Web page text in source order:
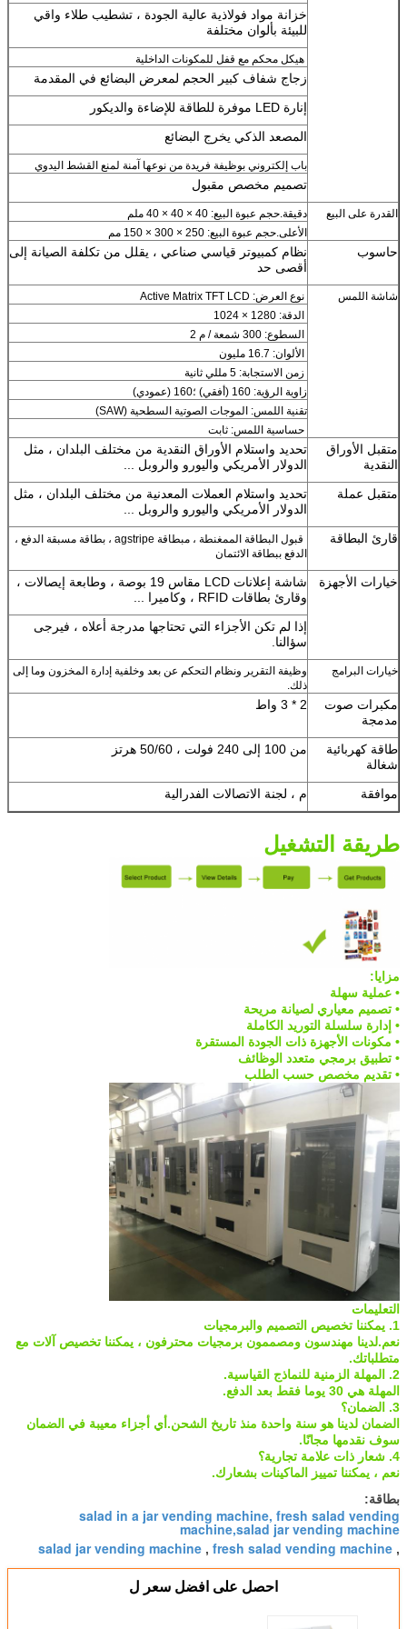
خزانة مواد فولاذية عالية الجودة ، تشطيب طلاء واقي
للبيئة بألوان مختلفة
هيكل محكم مع قفل للمكونات الداخلية
زجاج شفاف كبير الحجم لمعرض البضائع في المقدمة
إنارة LED موفرة للطاقة للإضاءة والديكور
المصعد الذكي يخرج البضائع
باب إلكتروني بوظيفة فريدة من نوعها آمنة لمنع القشط اليدوي
تصميم مخصص مقبول
القدرة على البيع
دقيقة.حجم عبوة البيع: 40 × 40 × 40 ملم
الأعلى.حجم عبوة البيع: 250 × 300 × 150 مم
حاسوب
نظام كمبيوتر قياسي صناعي ، يقلل من تكلفة الصيانة إلى
أقصى حد
شاشة اللمس
نوع العرض: Active Matrix TFT LCD
الدقة: 1280 × 1024
السطوع: 300 شمعة / م 2
الألوان: 16.7 مليون
زمن الاستجابة: 5 مللي ثانية
زاوية الرؤية: 160 (أفقي) ؛160 (عمودي)
تقنية اللمس: الموجات الصوتية السطحية (SAW)
حساسية اللمس: ثابت
متقبل الأوراق
النقدية
تحديد واستلام الأوراق النقدية من مختلف البلدان ، مثل
الدولار الأمريكي واليورو والروبل ...
متقبل عملة
تحديد واستلام العملات المعدنية من مختلف البلدان ، مثل
الدولار الأمريكي واليورو والروبل ...
قارئ البطاقة
قبول البطاقة الممغنطة ، م
بطاقة agstripe ، بطاقة مسبقة الدفع ،
الدفع ببطاقة الائتمان
خيارات الأجهزة
شاشة إعلانات LCD مقاس 19 بوصة ، وطابعة إيصالات ،
وقارئ بطاقات RFID ، وكاميرا ...
إذا لم تكن الأجزاء التي تحتاجها مدرجة أعلاه ، فيرجى
سؤالنا.
خيارات البرامج
وظيفة التقرير ونظام التحكم عن بعد وخلفية إدارة المخزون وما إلى
ذلك.
مكبرات صوت
مدمجة
2 * 3 واط
طاقة كهربائية
شغالة
من 100 إلى 240 فولت ، 50/60 هرتز
موافقة م ، لجنة الاتصالات الفدرالية
طريقة التشغيل
مزايا:
• عملية سهلة
• تصميم معياري لصيانة مريحة
• إدارة سلسلة التوريد الكاملة
• مكونات الأجهزة ذات الجودة المستقرة
• تطبيق برمجي متعدد الوظائف
• تقديم مخصص حسب الطلب
التعليمات
1. يمكننا تخصيص التصميم والبرمجيات
نعم.لدينا مهندسون ومصممون برمجيات محترفون ، يمكننا تخصيص آلات مع
متطلباتك.
2. المهلة الزمنية للنماذج القياسية.
المهلة هي 30 يوما فقط بعد الدفع.
3. الضمان؟
الضمان لدينا هو سنة واحدة منذ تاريخ الشحن.أي أجزاء معيبة في الضمان
سوف نقدمها مجانًا.
4. شعار ذات علامة تجارية؟
نعم ، يمكننا تمييز الماكينات بشعارك.
بطاقة:
salad in a jar vending machine, fresh salad vending
machine,salad jar vending machine
,
fresh salad vending machine
,
salad jar vending machine
احصل على افضل سعر ل